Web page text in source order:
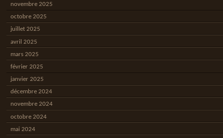
novembre 2025
octobre 2025
juillet 2025
avril 2025
mars 2025
février 2025
janvier 2025
décembre 2024
novembre 2024
octobre 2024
mai 2024